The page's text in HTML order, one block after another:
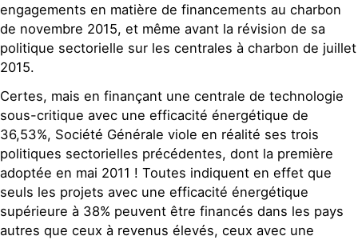
engagements en matière de financements au charbon
de novembre 2015, et même avant la révision de sa
politique sectorielle sur les centrales à charbon de juillet
2015.
Certes, mais en finançant une centrale de technologie
sous-critique avec une efficacité énergétique de
36,53%, Société Générale viole en réalité ses trois
politiques sectorielles précédentes, dont la première
adoptée en mai 2011 ! Toutes indiquent en effet que
seuls les projets avec une efficacité énergétique
supérieure à 38% peuvent être financés dans les pays
autres que ceux à revenus élevés, ceux avec une